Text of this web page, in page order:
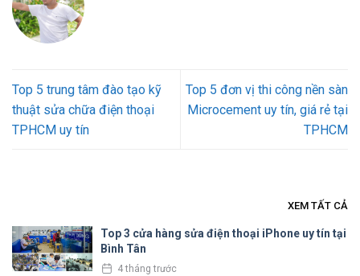
Top 5 trung tâm đào tạo kỹ
thuật sửa chữa điện thoại
TPHCM uy tín
Top 5 đơn vị thi công nền sàn
Microcement uy tín, giá rẻ tại
TPHCM
XEM TẤT CẢ
Top 3 cửa hàng sửa điện thoại iPhone uy tín tại
Bình Tân
4 tháng trước